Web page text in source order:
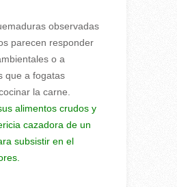
observadas
parecen responder
o a
que a fogatas
la carne.
alimentos crudos y
cazadora de un
subsistir en el